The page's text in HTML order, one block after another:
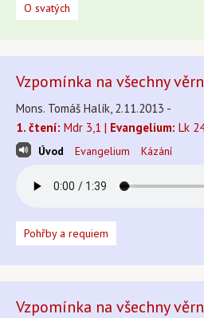
O svatých
Vzpomínka na všechny
Mons. Tomáš Halík, 2.11.2013 -
1. čtení: Mdr 3,1 | Evangelium: Lk
Úvod Evangelium Kázání
Pohřby a requiem
Vzpomínka na všechny